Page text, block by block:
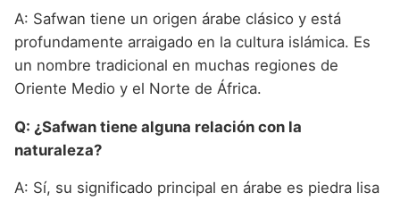
A: Safwan tiene un origen árabe clásico y está
profundamente arraigado en la cultura islámica. Es
un nombre tradicional en muchas regiones de
Oriente Medio y el Norte de África.
Q: ¿Safwan tiene alguna relación con la
naturaleza?
A: Sí, su significado principal en árabe es piedra lisa